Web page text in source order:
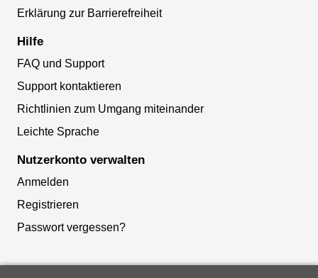
Erklärung zur Barrierefreiheit
Hilfe
FAQ und Support
Support kontaktieren
Richtlinien zum Umgang miteinander
Leichte Sprache
Nutzerkonto verwalten
Anmelden
Registrieren
Passwort vergessen?